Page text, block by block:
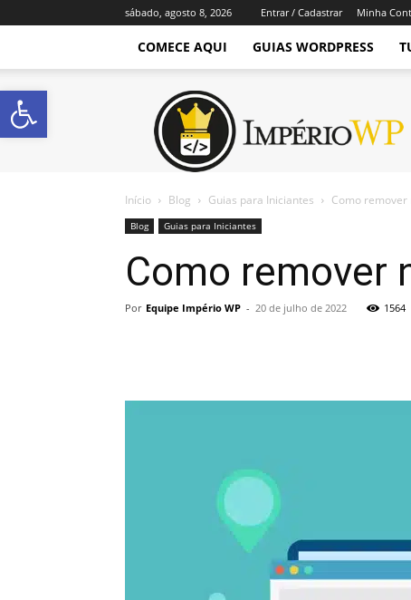
sábado, agosto 8, 2026 Entrar / Cadastrar Minha
COMECE AQUI GUIAS WORDPRESS
Império
WordPress
Início Blog Guias para Iniciantes Como remover
Blog Guias para Iniciantes
Como remover
Por Equipe Império WP - 20 de julho de 2022 1564
Abrir a barra de ferramentas